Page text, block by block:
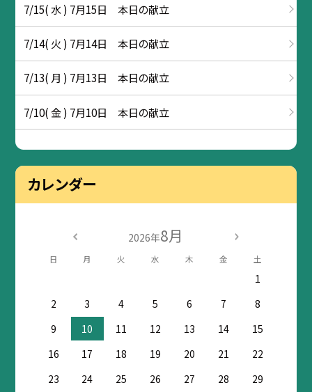
7/15( 水 ) 7月15日 本日の献立
7/14( 火 ) 7月14日 本日の献立
7/13( 月 ) 7月13日 本日の献立
7/10( 金 ) 7月10日 本日の献立
カレンダー
2026年8月
日 月 火 水 木 金 土
1
2
3 4 5 6 7
8
9
10 11 12 13 14
15
16
17 18 19 20 21
22
23
24 25 26 27 28
29